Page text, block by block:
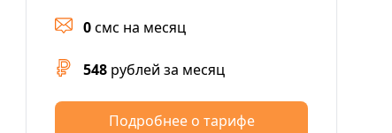
0смс на месяц
548 рублей за месяц
Подробнее о тарифе